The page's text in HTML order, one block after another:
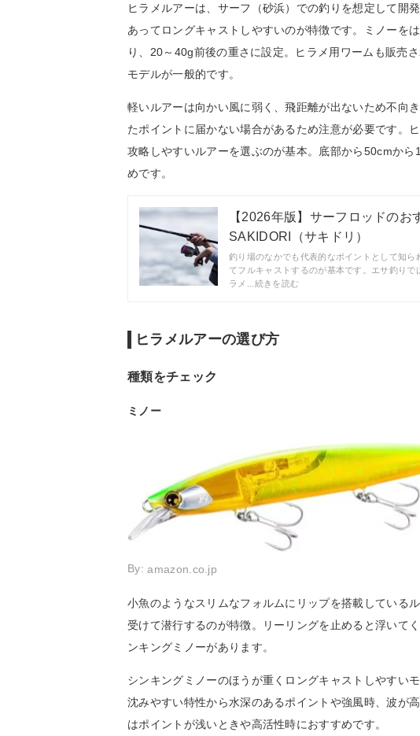
ヒラメルアーは、サーフ（砂浜）での釣りを想定して開
あってロングキャストしやすいのが特徴です。ミノーを
り、20～40g前後の重さに設定。ヒラメ用ワームも販売
モデルが一般的です。
軽いルアーは向かい風に弱く、飛距離が出ないため不向
たポイントに届かない場合があるため注意が必要です。
攻略しやすいルアーを選ぶのが基本。底部から50cmか
めです。
【2026年版】サーフロッドのお
SAKIDORI（サキドリ）
釣り場のなかでも代表的なポイントとして知
てフルキャストするのが基本です。エサ釣り
ラメ...続きを読む
ヒラメルアーの選び方
種類をチェック
ミノー
By:amazon.co.jp
小魚のようなスリムなフォルムにリップを搭載している
受けて潜行するのが特徴。リーリングを止めると浮いて
ンキングミノーがあります。
シンキングミノーのほうが重くロングキャストしやすい
沈みやすい特性から水深のあるポイントや強風時、波が
はポイントが浅いときや高活性時におすすめです。